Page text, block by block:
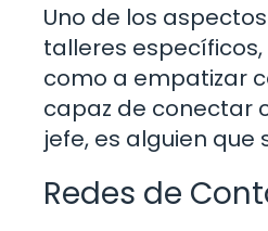
Uno de los
talleres
como a empatizar
capaz de conectar
jefe, es alguien
Redes de